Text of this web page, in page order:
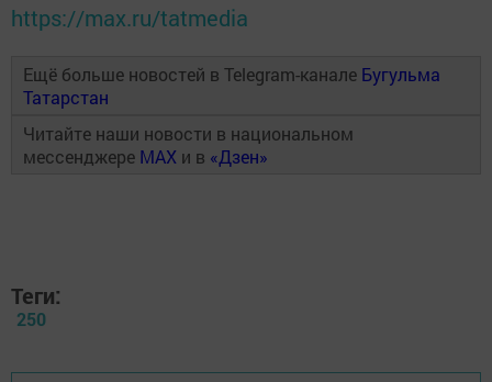
https://max.ru/tatmedia
Ещё больше новостей в Telegram-канале Бугульма
Татарстан
Читайте наши новости в национальном
мессенджере MAX и в «Дзен»
Теги:
250